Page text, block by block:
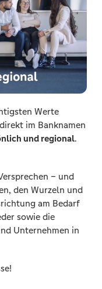
Werte
im Banknamen
und regional.
– und
den Wurzeln und
am Bedarf
sowie die
Unternehmen in